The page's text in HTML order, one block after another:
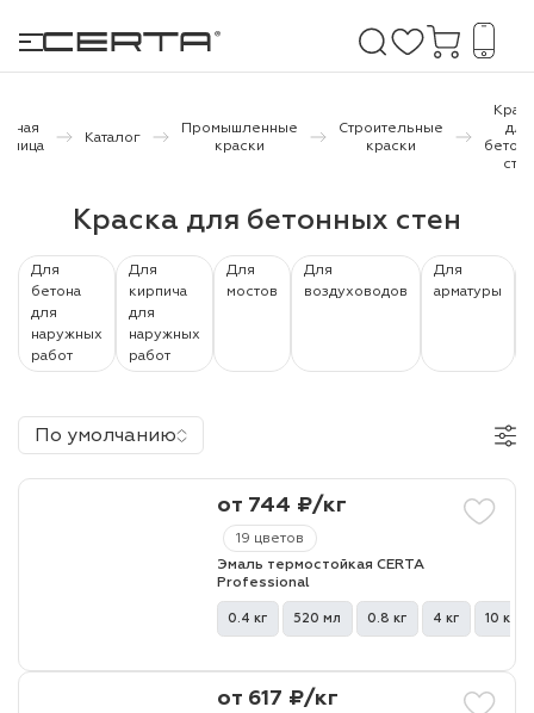
и дачи
бетону,
металлу
по
Каталог
Промышленные
краски
Строительные
краски
для
стен
Краска для бетонных стен
Для
бетона
для
наружных
работ
Для
кирпича
для
наружных
работ
Для
мостов
Для
воздуховодов
Для
арматуры
По умолчанию
19 цветов
от 744 ₽/кг
Эмаль термостойкая CERTA
Professional
0.4 кг 520 мл 0.8 кг 4 кг 10 кг
от 617 ₽/кг